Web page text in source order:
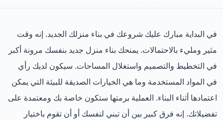
في البداية مبارك عليك شروعك في بناء منزلك الجديد. إنه وقت
مثير ومليء بالاحتمالات. يمنحك بناء منزل جديد بنفسك مرونة أكبر
في التخطيط والتصميم واستغلال المساحات. سيكون لديك رأي
في المواد المستخدمة وما هي الخيارات الصديقة للبيئة التي يمكن
اعتمادها أثناء البناء. العملية برمتها ستكون خاصة بك ومعتمدة على
تفضيلاتك. إنه فرق كبير بين أن تبني لنفسك أو أن تقوم باختيار